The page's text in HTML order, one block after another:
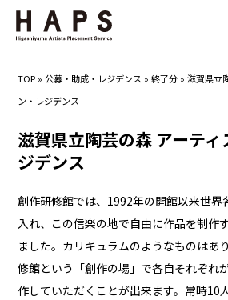
TOP »公募・助成・レジデンス »終了分 »滋賀県立
ン・レジデンス
滋賀県立陶芸の森 アーテ
ジデンス
創作研修館では、1992年の開館以来世界
入れ、この信楽の地で自由に作品を制作
ました。カリキュラムのようなものはあ
修館という「創作の場」で各自それぞれ
作していただくことが出来ます。常時10